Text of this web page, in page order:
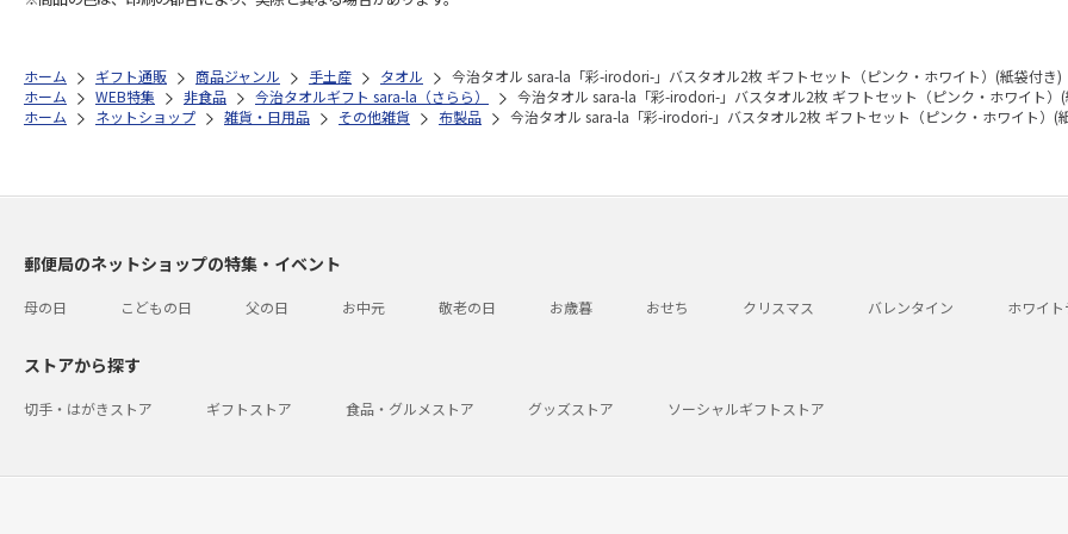
ホーム ギフト通販 商品ジャンル 手土産 タオル
今治タオル sara-la「彩-irodori-」バスタオル2枚 ギフトセット（ピンク・ホワイト）(紙袋付き)
ホーム
WEB特集 非食品 今治タオルギフト sara-la（さらら）
今治タオル sara-la「彩-irodori-」バスタオル2枚 ギフトセット（ピンク・ホワイト）
ホーム
ネットショップ 雑貨・日用品 その他雑貨 布製品 今治タオル sara-la「彩-irodori-」バスタオル2枚 ギフトセット（ピンク・ホワイト）(
郵便局のネットショップの特集・イベント
母の日 こどもの日 父の日 お中元 敬老の日 お歳暮 おせち クリスマス バレンタイン ホワイト
ストアから探す
切手・はがきストア ギフトストア 食品・グルメストア グッズストア ソーシャルギフトストア